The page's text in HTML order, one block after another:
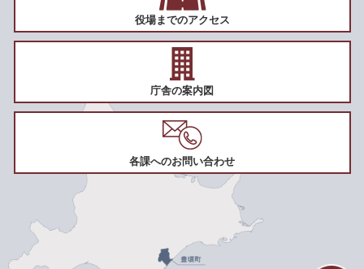
役場までのアクセス
庁舎の案内図
各課へのお問い合わせ